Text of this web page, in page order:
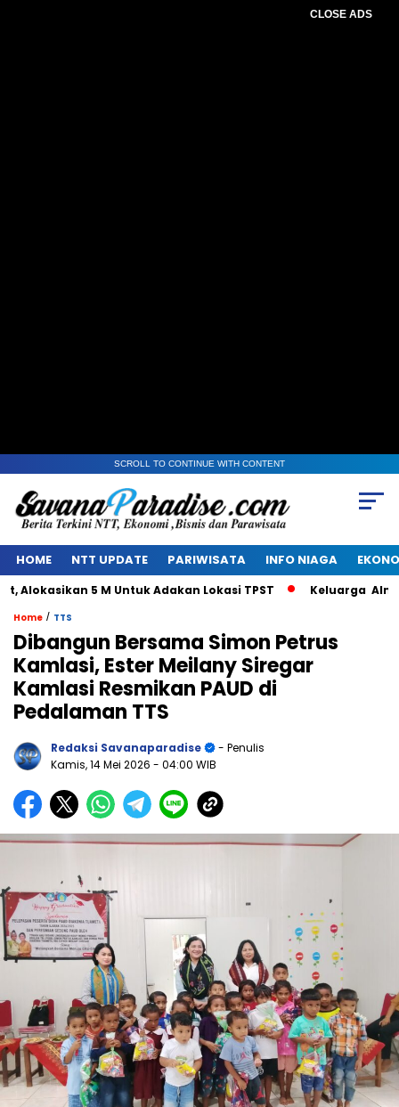
CLOSE ADS
SCROLL TO CONTINUE WITH CONTENT
HOME NTT UPDATE PARIWISATA INFO NIAGA
5 M Untuk Adakan Lokasi TPST Keluarga Alm
Home / TTS
Dibangun Bersama Simon Petrus
Kamlasi, Ester Meilany Siregar
Kamlasi Resmikan PAUD di
Pedalaman TTS
Redaksi Savanaparadise
- Penulis
Kamis, 14 Mei 2026 - 04:00 WIB